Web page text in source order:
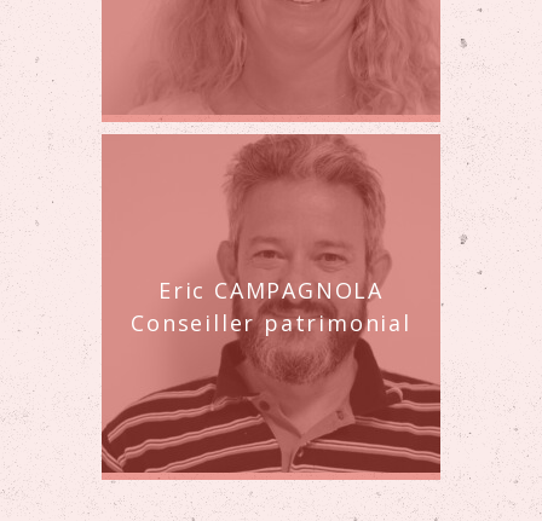
Eric CAMPAGNOLA
Conseiller patrimonial